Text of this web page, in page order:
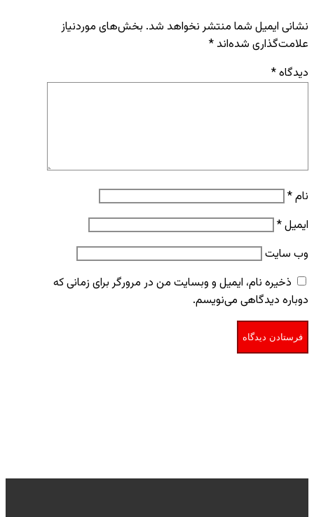
نشانی ایمیل شما منتشر نخواهد شد. بخش‌های موردنیاز
علامت‌گذاری شده‌اند *
دیدگاه*
نام*
ایمیل*
وب‌ سایت
ذخیره نام، ایمیل و وبسایت من در مرورگر برای زمانی که
دوباره دیدگاهی می‌نویسم.